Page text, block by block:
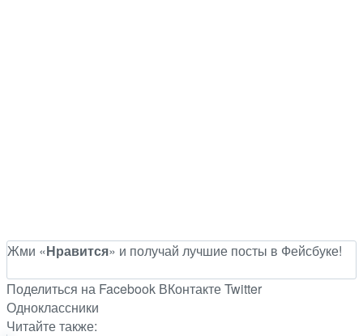
Жми «Нравится» и получай лучшие посты в Фейсбуке!
Поделиться на Facebook ВКонтактеTwitter
Одноклассники
Читайте также: